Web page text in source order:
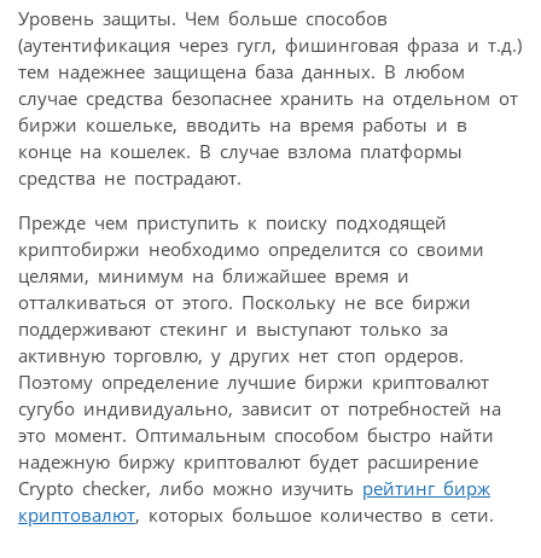
Уровень защиты. Чем больше способов
(аутентификация через гугл, фишинговая фраза и т.д.)
тем надежнее защищена база данных. В любом
случае средства безопаснее хранить на отдельном от
биржи кошельке, вводить на время работы и в
конце на кошелек. В случае взлома платформы
средства не пострадают.
Прежде чем приступить к поиску подходящей
криптобиржи необходимо определится со своими
целями, минимум на ближайшее время и
отталкиваться от этого. Поскольку не все биржи
поддерживают стекинг и выступают только за
активную торговлю, у других нет стоп ордеров.
Поэтому определение лучшие биржи криптовалют
сугубо индивидуально, зависит от потребностей на
это момент. Оптимальным способом быстро найти
надежную биржу криптовалют будет расширение
Crypto checker, либо можно изучить рейтинг бирж
криптовалют, которых большое количество в сети.